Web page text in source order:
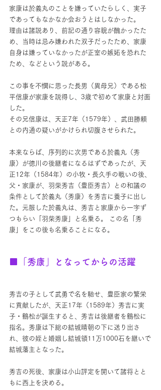
家康は於義丸のことを嫌っていたらしく、実子
であってもなかなか会おうとはしなかった。
理由は諸説あり、前記の通り容貌が醜かったた
め、当時は忌み嫌われた双子だったため、家康
自身は嫌っていなかったが正室の嫉妬を恐れた
ため、などという説がある。
この事を不憫に思った長男（異母兄）である松
平信康が家康を説得し、3歳で初めて家康と対面
した。
その兄信康は、天正7年（1579年）、武田勝頼
との内通の疑いがかけられ切腹させられた。
本来ならば、序列的に次男である於義丸（秀
康）が徳川の後継者になるはずであったが、天
正12年（1584年）の小牧・長久手の戦いの後、
父・家康が、羽柴秀吉（豊臣秀吉）との和議の
条件として於義丸（秀康）を秀吉に養子に出し
た。元服した於義丸は、秀吉と家康から一字ず
つもらい「羽柴秀康」と名乗る。 この名「秀
康」をこの後も名乗ることになる。
■「秀康」となってからの活躍
秀吉の子として武勇で名を馳せ、豊臣家の繁栄
に貢献したが、天正17年（1589年）秀吉に実
子・鶴松が誕生すると、秀吉は後継者を鶴松に
指名。秀康は下総の結城晴朝の下に送り出さ
れ、彼の姪と婚姻し結城領11万1000石を継いで
結城藩主となった。
秀吉の死後、家康は小山評定を開いて諸将とと
もに西上を決める。